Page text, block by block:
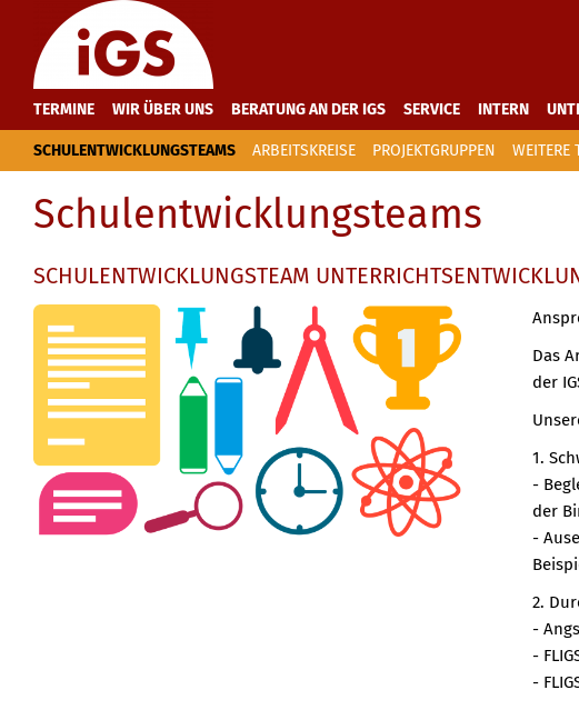
TERMINE WIR ÜBER UNS BERATUNG AN DER IGS SERVICE INTERN
SCHULENTWICKLUNGSTEAMS ARBEITSKREISE PROJEKTGRUPPEN WEITERE
Schulentwicklungsteams
SCHULENTWICKLUNGSTEAM
Das
der
1.
-
der
-
2.
-
-
-